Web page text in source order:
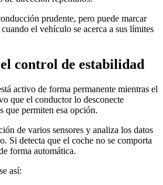
prudente, pero puede marcar
el vehículo se acerca a sus límites
control de estabilidad
activo de forma permanente mientras el
que el conductor lo desconecte
que permiten esa opción.
de varios sensores y analiza los datos
Si detecta que el coche no se comporta
forma automática.
así: